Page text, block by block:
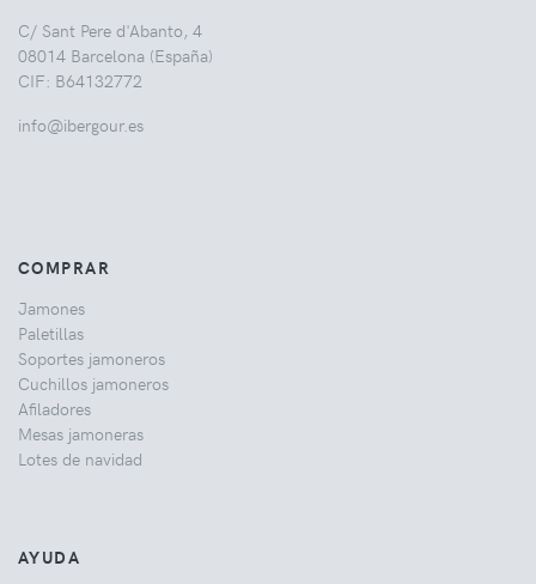
C/ Sant Pere d'Abanto, 4
08014 Barcelona (España)
CIF: B64132772
info@ibergour.es
COMPRAR
Jamones
Paletillas
Soportes jamoneros
Cuchillos jamoneros
Afiladores
Mesas jamoneras
Lotes de navidad
AYUDA